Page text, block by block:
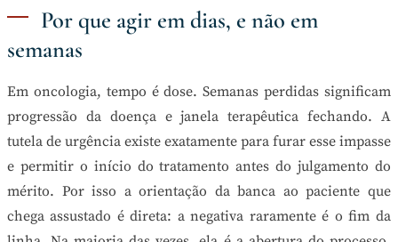
Por que agir em dias, e não em
semanas
Em oncologia, tempo é dose. Semanas perdidas significam
progressão da doença e janela terapêutica fechando. A
tutela de urgência existe exatamente para furar esse impasse
e permitir o início do tratamento antes do julgamento do
mérito. Por isso a orientação da banca ao paciente que
chega assustado é direta: a negativa raramente é o fim da